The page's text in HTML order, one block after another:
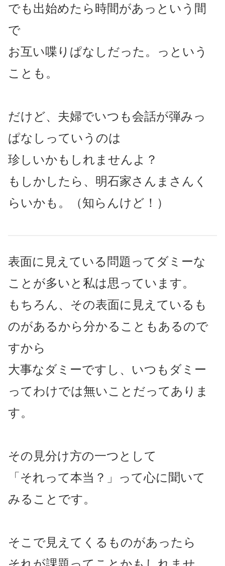
でも出始めたら時間があっという間
で
お互い喋りぱなしだった。っという
ことも。
だけど、夫婦でいつも会話が弾みっ
ぱなしっていうのは
珍しいかもしれませんよ？
もしかしたら、明石家さんまさんく
らいかも。（知らんけど！）
表面に見えている問題ってダミーな
ことが多いと私は思っています。
もちろん、その表面に見えているも
のがあるから分かることもあるので
すから
大事なダミーですし、いつもダミー
ってわけでは無いことだってありま
す。
その見分け方の一つとして
「それって本当？」って心に聞いて
みることです。
そこで見えてくるものがあったら